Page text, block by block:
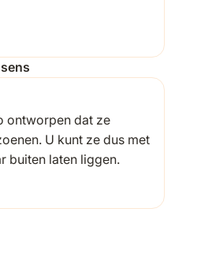
ontworpen dat ze
U kunt ze dus met
buiten laten liggen.